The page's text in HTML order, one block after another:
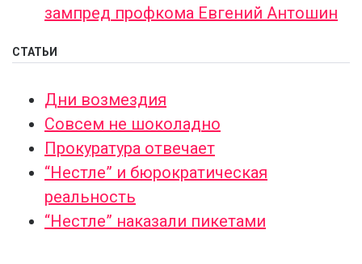
зампред профкома Евгений Антошин
СТАТЬИ
Дни возмездия
Совсем не шоколадно
Прокуратура отвечает
“Нестле” и бюрократическая
реальность
“Нестле” наказали пикетами